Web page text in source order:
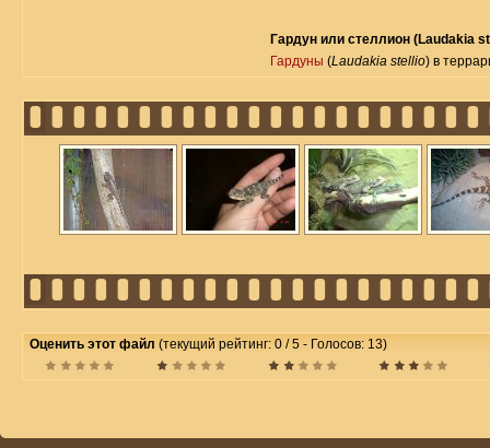
Гардун или стеллион (Laudakia
Гардуны (Laudakia stellio) в
Оценить этот файл (текущий рейтинг: 0 / 5 - Голосов: 13)